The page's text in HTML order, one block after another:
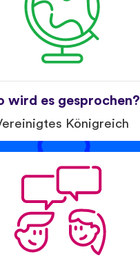
wird es gesprochen?
Königreich